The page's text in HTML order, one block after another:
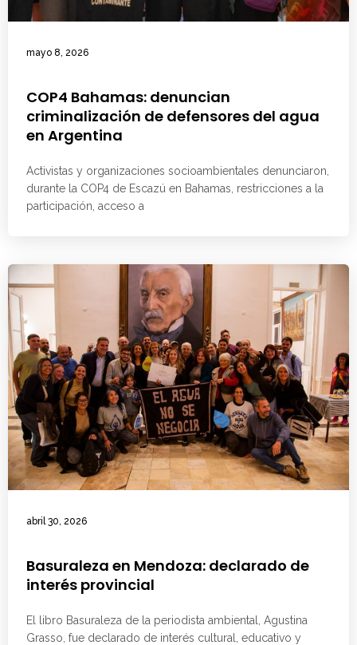
mayo 8, 2026
COP4 Bahamas: denuncian
criminalización de defensores del agua
en Argentina
Activistas y organizaciones socioambientales denunciaron,
durante la COP4 de Escazú en Bahamas, restricciones a la
participación, acceso a
abril 30, 2026
Basuraleza en Mendoza: declarado de
interés provincial
El libro Basuraleza de la periodista ambiental, Agustina
Grasso, fue declarado de interés cultural, educativo y